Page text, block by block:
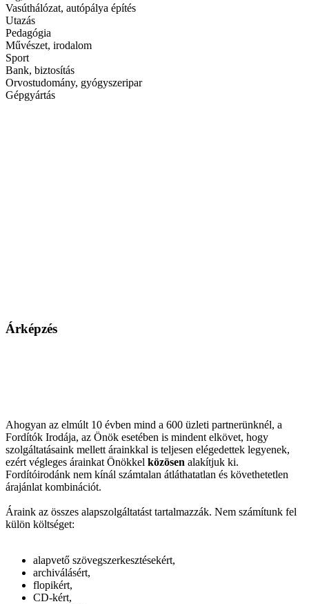
Vasúthálózat, autópálya építés
Utazás
Pedagógia
Művészet, irodalom
Sport
Bank, biztosítás
Orvostudomány, gyógyszeripar
Gépgyártás
Árképzés
Ahogyan az elmúlt 10 évben mind a 600 üzleti partnerünknél, a
Fordítók Irodája, az Önök esetében is mindent elkövet, hogy
szolgáltatásaink mellett árainkkal is teljesen elégedettek legyenek,
ezért végleges árainkat Önökkel közösen alakítjuk ki.
Fordítóirodánk nem kínál számtalan átláthatatlan és követhetetlen
árajánlat kombinációt.
Áraink az összes alapszolgáltatást tartalmazzák. Nem számítunk fel
külön költséget:
alapvető szövegszerkesztésekért,
archiválásért,
flopikért,
CD-kért,